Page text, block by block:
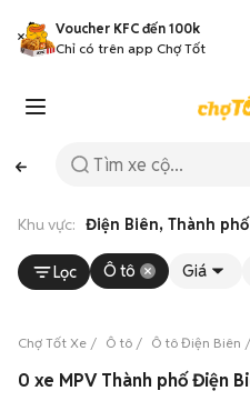
Voucher KFC đến 100k
Chỉ có trên app Chợ Tốt
Khu vực: Điện Biên, Thành
Lọc Ô tô Giá
Chợ Tốt Xe Ô tô Ô tô Điện Biên